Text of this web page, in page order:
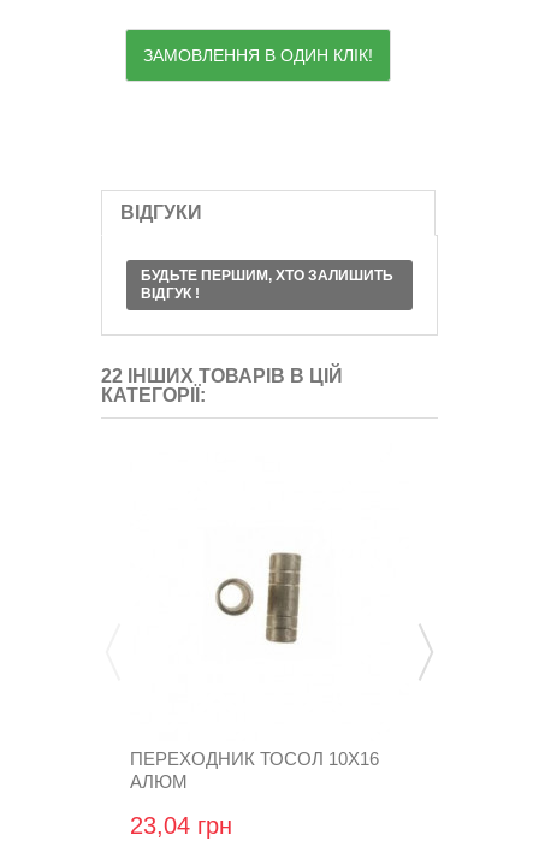
ЗАМОВЛЕННЯ В ОДИН КЛІК!
ВІДГУКИ
БУДЬТЕ ПЕРШИМ, ХТО ЗАЛИШИТЬ
ВІДГУК !
22 ІНШИХ ТОВАРІВ В ЦІЙ
КАТЕГОРІЇ:
ПЕРЕХОДНИК ТОСОЛ 10Х16
АЛЮМ
23,04 грн